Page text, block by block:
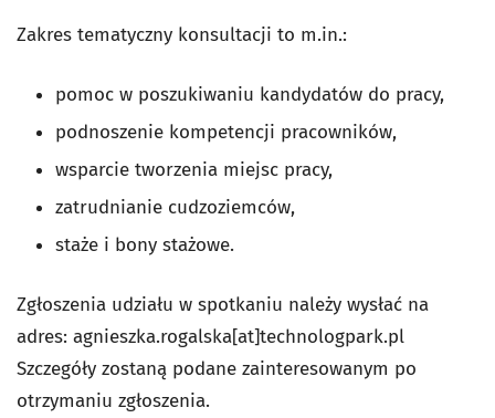
Zakres tematyczny konsultacji to m.in.:
pomoc w poszukiwaniu kandydatów do pracy,
podnoszenie kompetencji pracowników,
wsparcie tworzenia miejsc pracy,
zatrudnianie cudzoziemców,
staże i bony stażowe.
Zgłoszenia udziału w spotkaniu należy wysłać na
adres: agnieszka.rogalska[at]technologpark.pl
Szczegóły zostaną podane zainteresowanym po
otrzymaniu zgłoszenia.